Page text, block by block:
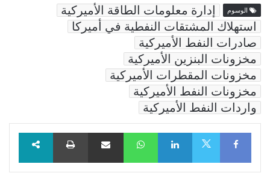
الوسوم
إدارة معلومات الطاقة الأميركية
استهلاك المشتقات النفطية في أميركا
صادرات النفط الأميركية
مخزونات البنزين الأميركية
مخزونات المقطرات الأميركية
مخزونات النفط الأميركية
واردات النفط الأميركية
Facebook
LinkedIn
WhatsAppمشاركة عبر البريد طباعة